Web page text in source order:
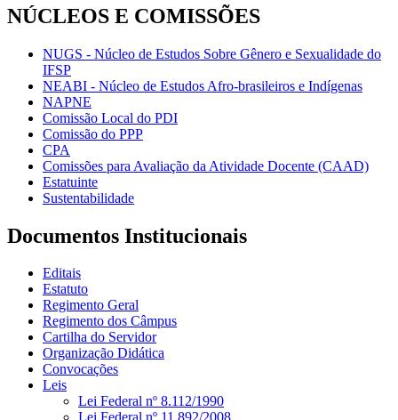
NÚCLEOS E COMISSÕES
NUGS - Núcleo de Estudos Sobre Gênero e Sexualidade do
IFSP
NEABI - Núcleo de Estudos Afro-brasileiros e Indígenas
NAPNE
Comissão Local do PDI
Comissão do PPP
CPA
Comissões para Avaliação da Atividade Docente (CAAD)
Estatuinte
Sustentabilidade
Documentos Institucionais
Editais
Estatuto
Regimento Geral
Regimento dos Câmpus
Cartilha do Servidor
Organização Didática
Convocações
Leis
Lei Federal nº 8.112/1990